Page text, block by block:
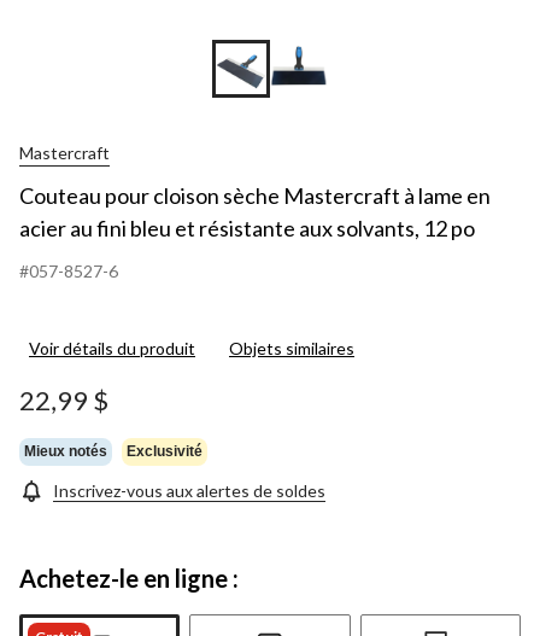
Mastercraft
Couteau pour cloison sèche Mastercraft à lame en
acier au fini bleu et résistante aux solvants, 12 po
#057-8527-6
Voir détails du produit Objets similaires
22,99 $
Mieux notés Exclusivité
Inscrivez-vous aux alertes de soldes
Achetez-le en ligne :